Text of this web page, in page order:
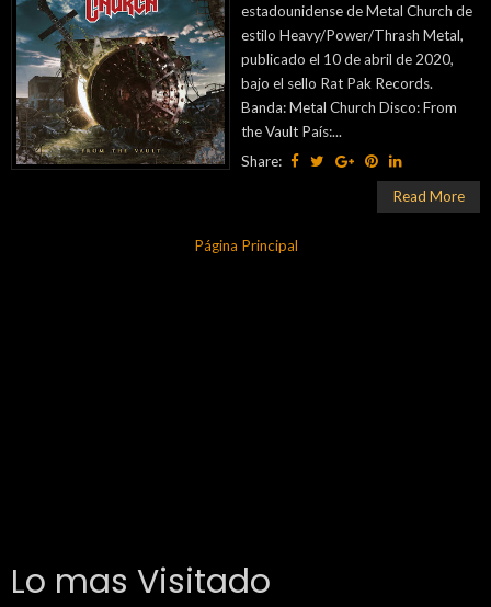
estadounidense de Metal Church de
estilo Heavy/Power/Thrash Metal,
publicado el 10 de abril de 2020,
bajo el sello Rat Pak Records.
Banda: Metal Church Disco: From
the Vault País:...
Share:
Read More
Página Principal
Lo mas Visitado